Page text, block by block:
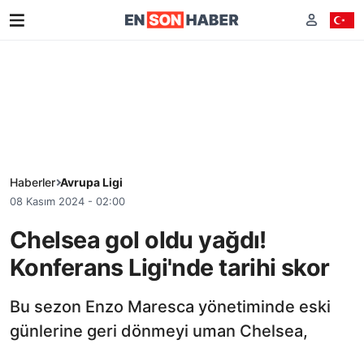
Haberler Avrupa Ligi
08 Kasım 2024 - 02:00
Chelsea gol oldu yağdı!
Konferans Ligi'nde tarihi skor
Bu sezon Enzo Maresca yönetiminde eski
günlerine geri dönmeyi uman Chelsea,